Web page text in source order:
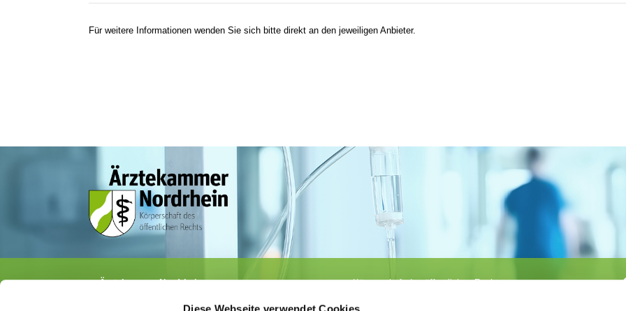
Diese Webseite verwendet Cookies
Für weitere Informationen wenden Sie sich bitte direkt an den jeweiligen Anbieter.
Ärztekammer Nordrhein
Körperschaft des öffentlichen Rechts